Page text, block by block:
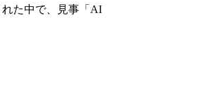
た中で、見事「AI